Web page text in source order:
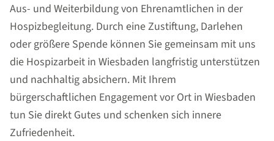
Aus- und Weiterbildung von Ehrenamtlichen in der
Hospizbegleitung. Durch eine Zustiftung, Darlehen
oder größere Spende können Sie gemeinsam mit uns
die Hospizarbeit in Wiesbaden langfristig unterstützen
und nachhaltig absichern. Mit Ihrem
bürgerschaftlichen Engagement vor Ort in Wiesbaden
tun Sie direkt Gutes und schenken sich innere
Zufriedenheit.